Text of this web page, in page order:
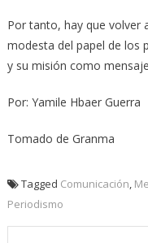
Por tanto, hay que volver
modesta del papel de los
y su misión como
Por: Yamile Hbaer Guerra
Tomado de Granma
Tagged Comunicación,
Periodismo